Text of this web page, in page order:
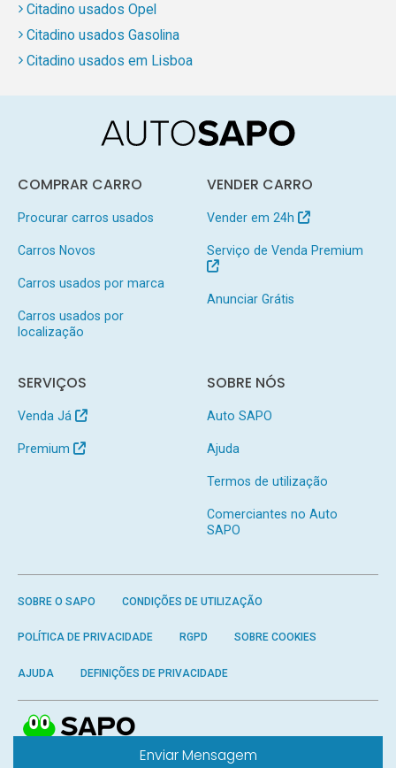
Enviar Mensagem
Citadino usados Opel
Citadino usados Gasolina
Citadino usados em Lisboa
COMPRAR CARRO
Procurar carros usados
Carros Novos
Carros usados por marca
Carros usados por
localização
VENDER CARRO
Vender em 24h
Serviço de Venda Premium
Anunciar Grátis
SERVIÇOS
Venda Já
Premium
SOBRE NÓS
Auto SAPO
Ajuda
Termos de utilização
Comerciantes no Auto
SAPO
SOBRE O SAPO CONDIÇÕES DE UTILIZAÇÃO
POLÍTICA DE PRIVACIDADE RGPD SOBRE COOKIES
AJUDA DEFINIÇÕES DE PRIVACIDADE
SAPO- Todos os direitos reservados.